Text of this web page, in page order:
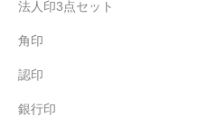
法人印3点セット
角印
認印
銀行印